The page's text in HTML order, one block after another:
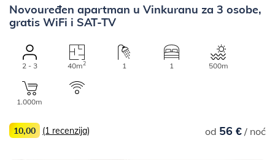
Novouređen apartman u Vinkuranu za 3 osobe,
gratis WiFi i SAT-TV
2 - 3 40m2 1 1 500m
1.000m
od 56 €/ noć
10,00 (1 recenzija)